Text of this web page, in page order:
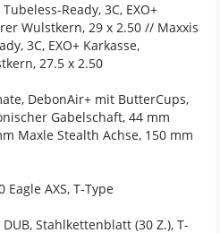
Ready, 3C, EXO+
Wulstkern, 29 x 2.50 // Maxxis
3C, EXO+ Karkasse,
27.5 x 2.50
DebonAir+ mit ButterCups,
Gabelschaft, 44 mm
Maxle Stealth Achse, 150 mm
AXS, T-Type
Stahlkettenblatt (30 Z.), T-